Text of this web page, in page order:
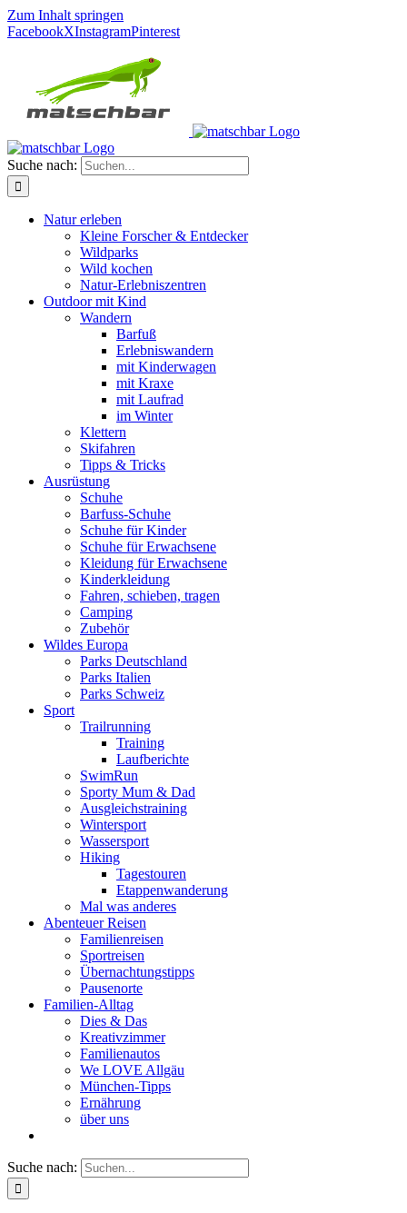
Zum Inhalt springen
FacebookXInstagramPinterest
Suche nach:
Natur erleben
Kleine Forscher & Entdecker
Wildparks
Wild kochen
Natur-Erlebniszentren
Outdoor mit Kind
Wandern
Barfuß
Erlebniswandern
mit Kinderwagen
mit Kraxe
mit Laufrad
im Winter
Klettern
Skifahren
Tipps & Tricks
Ausrüstung
Schuhe
Barfuss-Schuhe
Schuhe für Kinder
Schuhe für Erwachsene
Kleidung für Erwachsene
Kinderkleidung
Fahren, schieben, tragen
Camping
Zubehör
Wildes Europa
Parks Deutschland
Parks Italien
Parks Schweiz
Sport
Trailrunning
Training
Laufberichte
SwimRun
Sporty Mum & Dad
Ausgleichstraining
Wintersport
Wassersport
Hiking
Tagestouren
Etappenwanderung
Mal was anderes
Abenteuer Reisen
Familienreisen
Sportreisen
Übernachtungstipps
Pausenorte
Familien-Alltag
Dies & Das
Kreativzimmer
Familienautos
We LOVE Allgäu
München-Tipps
Ernährung
über uns
Suche nach: